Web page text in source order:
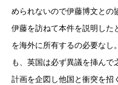
められないので伊藤博文との
伊藤を訪ねて本件を説明した
を海外に所有するの必要なし
も、英国は必ず異議を挿ん
計画を企図し他国と衝突を招